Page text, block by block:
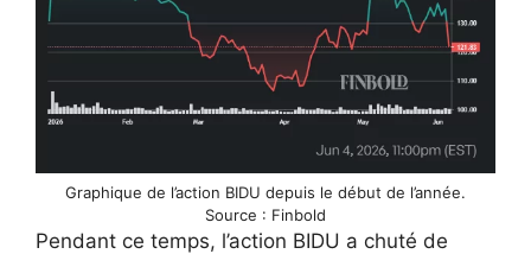
Graphique de l’action BIDU depuis le début de l’année.
Source : Finbold
Pendant ce temps, l’action BIDU a chuté de